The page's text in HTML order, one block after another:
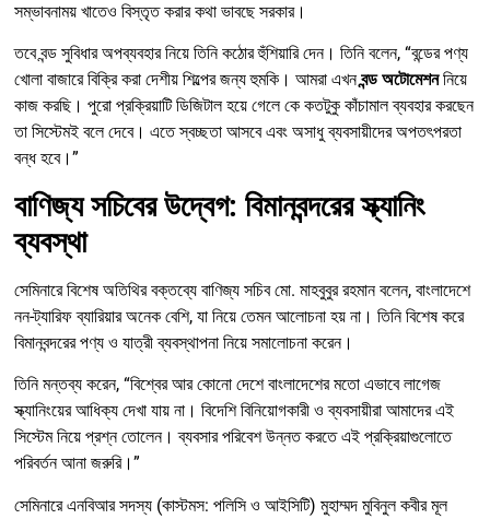
সম্ভাবনাময় খাতেও বিস্তৃত করার কথা ভাবছে সরকার।
তবে বন্ড সুবিধার অপব্যবহার নিয়ে তিনি কঠোর হুঁশিয়ারি দেন। তিনি বলেন, “বন্ডের পণ্য
খোলা বাজারে বিক্রি করা দেশীয় শিল্পের জন্য হুমকি। আমরা এখনবন্ড অটোমেশননিয়ে
কাজ করছি। পুরো প্রক্রিয়াটি ডিজিটাল হয়ে গেলে কে কতটুকু কাঁচামাল ব্যবহার করছেন
তা সিস্টেমই বলে দেবে। এতে স্বচ্ছতা আসবে এবং অসাধু ব্যবসায়ীদের অপতৎপরতা
বন্ধ হবে।”
বাণিজ্য সচিবের উদ্বেগ: বিমানবন্দরের স্ক্যানিং
ব্যবস্থা
সেমিনারে বিশেষ অতিথির বক্তব্যে বাণিজ্য সচিব মো. মাহবুবুর রহমান বলেন, বাংলাদেশে
নন-ট্যারিফ ব্যারিয়ার অনেক বেশি, যা নিয়ে তেমন আলোচনা হয় না। তিনি বিশেষ করে
বিমানবন্দরের পণ্য ও যাত্রী ব্যবস্থাপনা নিয়ে সমালোচনা করেন।
তিনি মন্তব্য করেন, “বিশ্বের আর কোনো দেশে বাংলাদেশের মতো এভাবে লাগেজ
স্ক্যানিংয়ের আধিক্য দেখা যায় না। বিদেশি বিনিয়োগকারী ও ব্যবসায়ীরা আমাদের এই
সিস্টেম নিয়ে প্রশ্ন তোলেন। ব্যবসার পরিবেশ উন্নত করতে এই প্রক্রিয়াগুলোতে
পরিবর্তন আনা জরুরি।”
সেমিনারে এনবিআর সদস্য (কাস্টমস: পলিসি ও আইসিটি) মুহাম্মদ মুবিনুল কবীর মূল